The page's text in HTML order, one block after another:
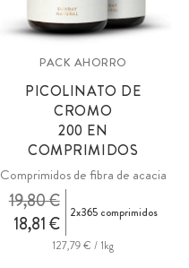
PACK AHORRO
PICOLINATO DE
CROMO
200 EN
COMPRIMIDOS
Comprimidos de fibra de acacia
18,81 €
19,80 € 2x365 comprimidos
127,79 € / 1kg